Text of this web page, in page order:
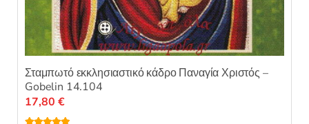
Σταμπωτό εκκλησιαστικό κάδρο Παναγία Χριστός –
Gobelin 14.104
17,80 €